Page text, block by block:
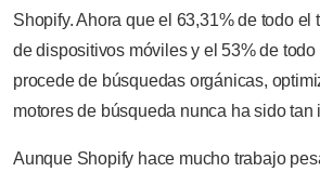
Shopify. Ahora que el 63,31% de todo el
de dispositivos móviles y el 53% de
procede de búsquedas orgánicas,
motores de búsqueda nunca ha sido tan
Aunque Shopify hace mucho trabajo